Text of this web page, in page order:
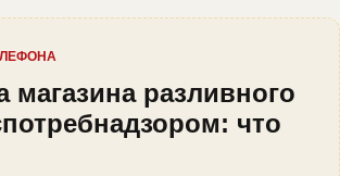
магазина разливного
что